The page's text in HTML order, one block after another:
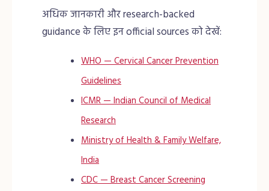
अधिक जानकारी और research-backed
guidance के लिए इन official sources को देखें:
WHO — Cervical Cancer Prevention
Guidelines
ICMR — Indian Council of Medical
Research
Ministry of Health & Family Welfare,
India
CDC — Breast Cancer Screening